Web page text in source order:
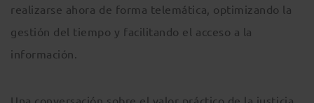
realizarse ahora de forma telemática, optimizando la
gestión del tiempo y facilitando el acceso a la
información.
Una conversación sobre el valor práctico de la justicia